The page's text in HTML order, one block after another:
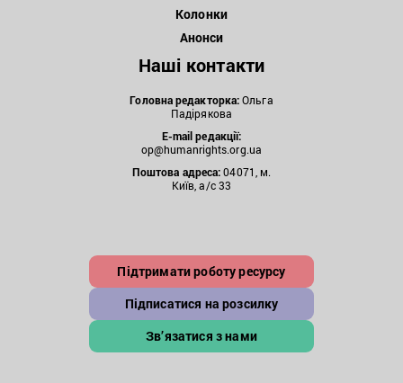
Колонки
Анонси
Наші контакти
Головна редакторка:Ольга
Падірякова
E-mail редакції:
op@humanrights.org.ua
Поштова адреса:04071, м.
Київ, а/с 33
Підтримати роботу ресурсу
Підписатися на розсилку
Зв’язатися з нами